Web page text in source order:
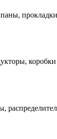
коробки